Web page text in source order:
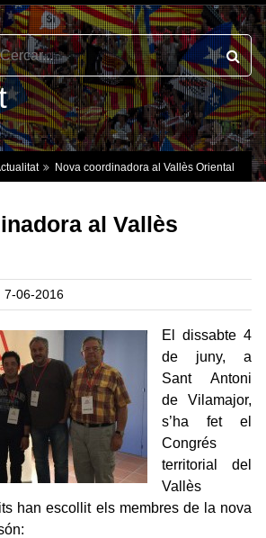
Nova coordinadora al Vallès Oriental
al Vallès
7-06-2016
El dissabte 4
de juny, a
Sant Antoni
de Vilamajor,
s’ha fet el
Congrés
territorial del
Vallès
han escollit els membres de la nova